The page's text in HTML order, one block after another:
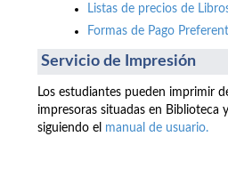
Listas de precios de
Formas de Pago
Servicio de Impresión
Los estudiantes pueden imprimir
impresoras situadas en Biblioteca
siguiendo el manual de usuario.